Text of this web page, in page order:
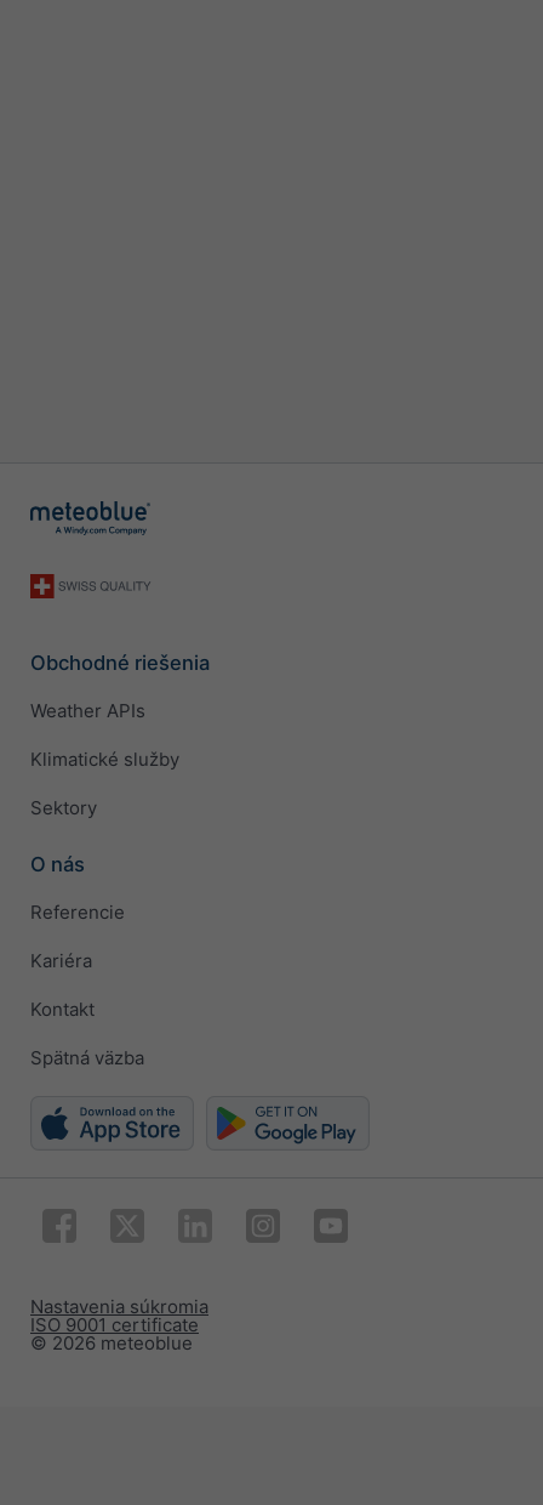
Obchodné riešenia
Weather APIs
Klimatické služby
Sektory
O nás
Referencie
Kariéra
Kontakt
Spätná väzba
© 2026 meteoblue
ISO 9001 certificate
Nastavenia súkromia